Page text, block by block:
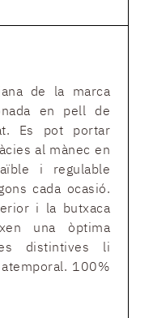
de la marca
en pell de
Es pot portar
al mànec en
i regulable
cada ocasió.
i la butxaca
una òptima
distintives li
100%